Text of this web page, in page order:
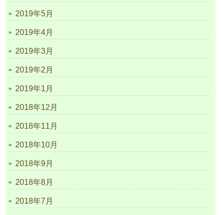
2019年5月
2019年4月
2019年3月
2019年2月
2019年1月
2018年12月
2018年11月
2018年10月
2018年9月
2018年8月
2018年7月